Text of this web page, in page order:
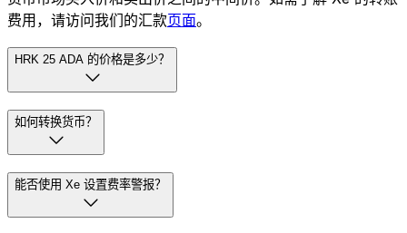
费用，请访问我们的汇款页面。
HRK 25 ADA 的价格是多少？
如何转换货币？
能否使用 Xe 设置费率警报？